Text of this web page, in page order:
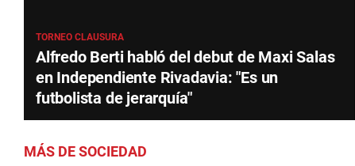
TORNEO CLAUSURA
Alfredo Berti habló del debut de Maxi Salas
en Independiente Rivadavia: "Es un
futbolista de jerarquía"
MÁS DE SOCIEDAD